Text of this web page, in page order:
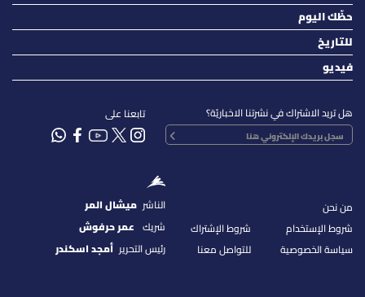
حظّك اليوم
للتاريخ
فيديو
هل تريد الاشتراك في نشرتنا الاخباريّة؟ تابعنا على
من نحن
شروط الإستخدام
سياسة الخصوصية
شروط الإشتراك
للتواصل معنا
الناشر ميشال المر
شريك عمر حرفوش
رئيس التحرير أمجد اسكندر